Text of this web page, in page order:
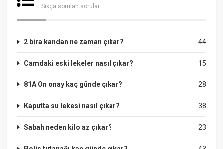
Sıkça sorulan sorular
44
2 bira kandan ne zaman çıkar?
15
Camdaki eski lekeler nasıl çıkar?
28
81A On onay kaç günde çıkar?
38
Kaputta su lekesi nasıl çıkar?
23
Sabah neden kilo az çıkar?